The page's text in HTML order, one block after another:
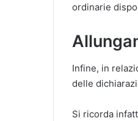
ordinarie
Infine, in
delle
Si ricorda